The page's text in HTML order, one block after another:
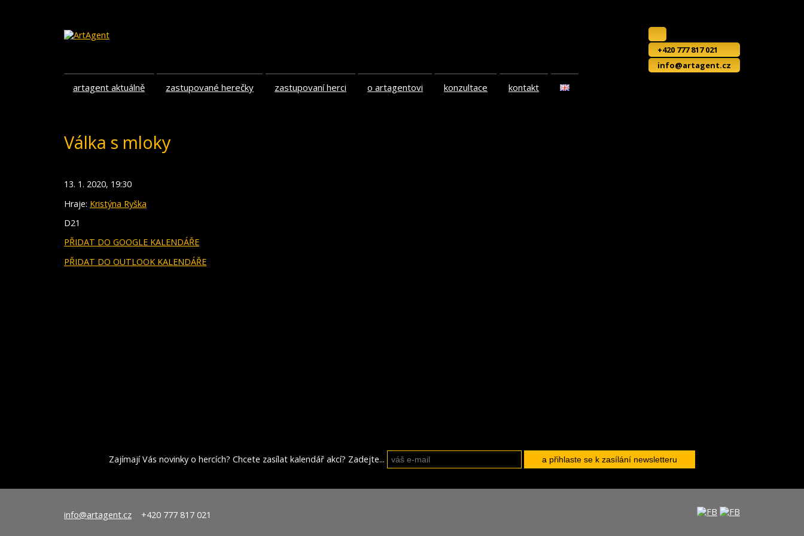
+420 777 817 021
info@artagent.cz
artagent aktuálně zastupované herečky zastupovaní herci o artagentovi konzultace kontakt
Válka s mloky
13. 1. 2020, 19:30
Hraje: Kristýna Ryška
D21
PŘIDAT DO GOOGLE KALENDÁŘE
PŘIDAT DO OUTLOOK KALENDÁŘE
Zajímají Vás novinky o hercích? Chcete zasílat kalendář akcí? Zadejte...
info@artagent.cz +420 777 817 021